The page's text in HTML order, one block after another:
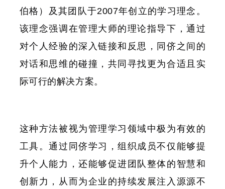
伯格）及其团队于2007年创立的学习理念。
该理念强调在管理大师的理论指导下，通过
对个人经验的深入链接和反思，同侪之间的
对话和思维的碰撞，共同寻找更为合适且实
际可行的解决方案。
这种方法被视为管理学习领域中极为有效的
工具。通过同侪学习，组织成员不仅能够提
升个人能力，还能够促进团队整体的智慧和
创新力，从而为企业的持续发展注入源源不